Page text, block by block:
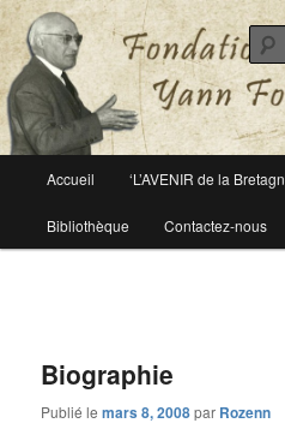
Fondation Yann
Le site officiel de la fondation Yann
principal
Aller
au
Accueil ‘L’AVENIR de la
Bibliothèque Contactez-nous
Biographie
Publié lemars 8, 2008par Rozenn